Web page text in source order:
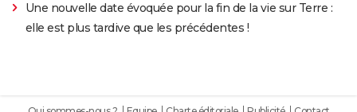
Une nouvelle date évoquée pour la fin de la vie sur Terre :
elle est plus tardive que les précédentes !